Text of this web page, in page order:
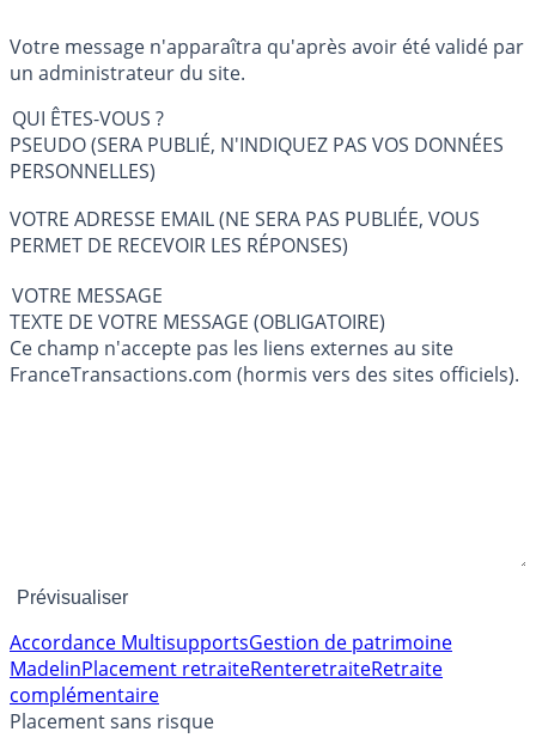
Votre message n'apparaîtra qu'après avoir été validé par
un administrateur du site.
QUI ÊTES-VOUS ?
PSEUDO (SERA PUBLIÉ, N'INDIQUEZ PAS VOS DONNÉES
PERSONNELLES)
VOTRE ADRESSE EMAIL (NE SERA PAS PUBLIÉE, VOUS
PERMET DE RECEVOIR LES RÉPONSES)
VOTRE MESSAGE
TEXTE DE VOTRE MESSAGE (OBLIGATOIRE)
Ce champ n'accepte pas les liens externes au site
FranceTransactions.com (hormis vers des sites officiels).
Accordance Multisupports
MadelinPlacement retraite